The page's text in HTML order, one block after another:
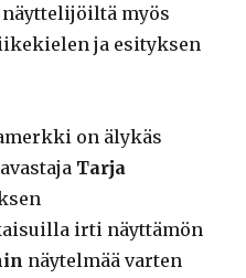
myös
ja esityksen
on älykäs
Tarja
irti näyttämön
näytelmää varten